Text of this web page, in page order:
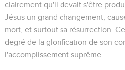
clairement qu'il devait s'être
Jésus un grand changement,
mort, et surtout sa résurrection.
degré de la glorification de son
l'accomplissement suprême.